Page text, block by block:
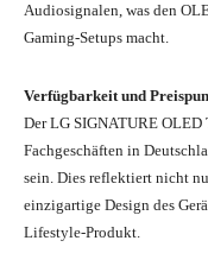
Audiosignalen, was den
Gaming-Setups macht.
Verfügbarkeit und
Der LG SIGNATURE
Fachgeschäften in
sein. Dies reflektiert nicht
einzigartige Design des
Lifestyle-Produkt.